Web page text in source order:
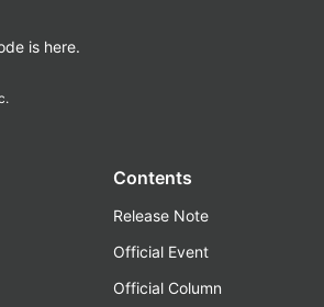
is here.
Contents
Release Note
Official Event
Official Column